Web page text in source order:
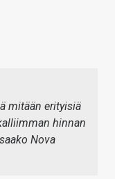
mitään erityisiä
hinnan
Nova